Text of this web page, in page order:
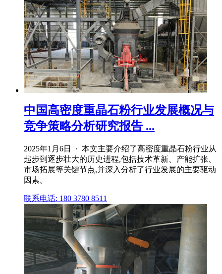
中国高密度重晶石粉行业发展概况与
竞争策略分析研究报告 ...
2025年1月6日 · 本文主要介绍了高密度重晶石粉行业从
起步到逐步壮大的历史进程,包括技术革新、产能扩张、
市场拓展等关键节点,并深入分析了行业发展的主要驱动
因素。
联系电话: 180 3780 8511